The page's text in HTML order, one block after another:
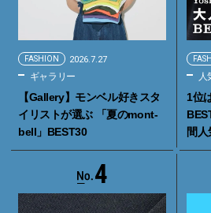
FASHION 2026.7.27
ギャラリー
【Gallery】モンベル好きスタ
イリストが選ぶ 「夏のmont-
bell」BEST30
人
1位
間人
4